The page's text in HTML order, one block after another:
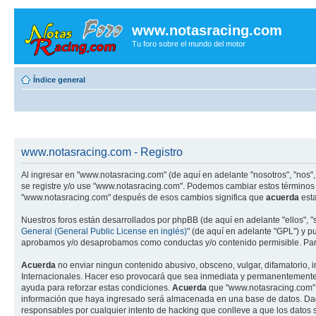
www.notasracing.com
Tu foro sobre el mundo del motor
Índice general
www.notasracing.com - Registro
Al ingresar en "www.notasracing.com" (de aquí en adelante "nosotros",
se registre y/o use "www.notasracing.com". Podemos cambiar estos
"www.notasracing.com" después de esos cambios significa que acuerda
Nuestros foros están desarrollados por phpBB (de aquí en adelante "ellos",
General (General Public License en inglés)" (de aquí en adelante "GPL") y
aprobamos y/o desaprobamos como conductas y/o contenido permisible.
Acuerda no enviar ningun contenido abusivo, obsceno, vulgar,
Internacionales. Hacer eso provocará que sea inmediata y
ayuda para reforzar estas condiciones. Acuerda que
información que haya ingresado será almacenada en una base de datos.
responsables por cualquier intento de hacking que conlleve a que los datos